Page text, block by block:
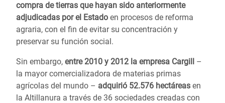
compra de tierras que hayan sido anteriormente
adjudicadas por el Estado en procesos de reforma
agraria, con el fin de evitar su concentración y
preservar su función social.
Sin embargo, entre 2010 y 2012 la empresa Cargill –
la mayor comercializadora de materias primas
agrícolas del mundo – adquirió 52.576 hectáreas en
la Altillanura a través de 36 sociedades creadas con